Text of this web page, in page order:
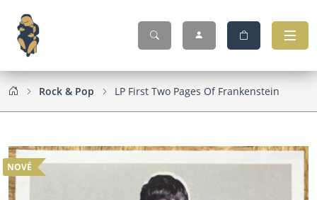
Rock & Pop LP First Two Pages Of Frankenstein
NOVÉ